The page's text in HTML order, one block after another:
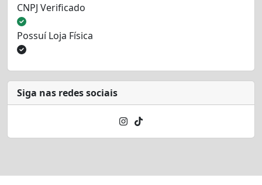
CNPJ Verificado
Possuí Loja Física
Siga nas redes sociais